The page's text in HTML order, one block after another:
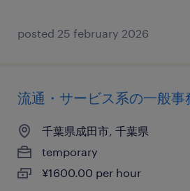
posted 25 february 2026
流通・サービス系の一般事
千葉県成田市, 千葉県
temporary
¥1600.00 per hour